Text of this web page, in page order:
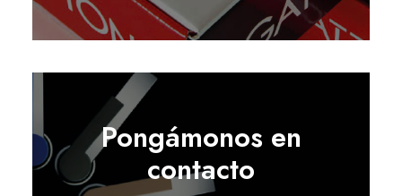
Pongámonos en
contacto